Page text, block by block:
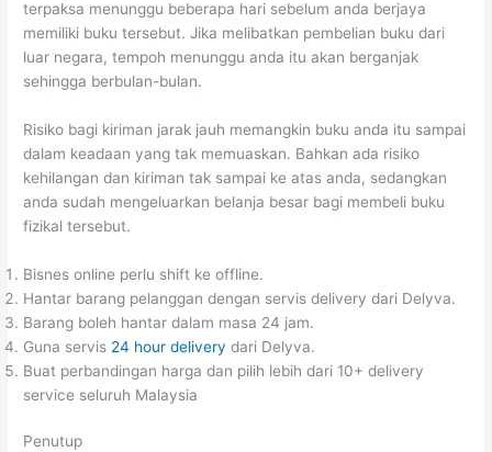
terpaksa menunggu beberapa hari sebelum anda berjaya
memiliki buku tersebut. Jika melibatkan pembelian buku dari
luar negara, tempoh menunggu anda itu akan berganjak
sehingga berbulan-bulan.
Risiko bagi kiriman jarak jauh memangkin buku anda itu sampai
dalam keadaan yang tak memuaskan. Bahkan ada risiko
kehilangan dan kiriman tak sampai ke atas anda, sedangkan
anda sudah mengeluarkan belanja besar bagi membeli buku
fizikal tersebut.
Bisnes online perlu shift ke offline.
Hantar barang pelanggan dengan servis delivery dari Delyva.
Barang boleh hantar dalam masa 24 jam.
Guna servis 24 hour delivery dari Delyva.
Buat perbandingan harga dan pilih lebih dari 10+ delivery
service seluruh Malaysia
Penutup